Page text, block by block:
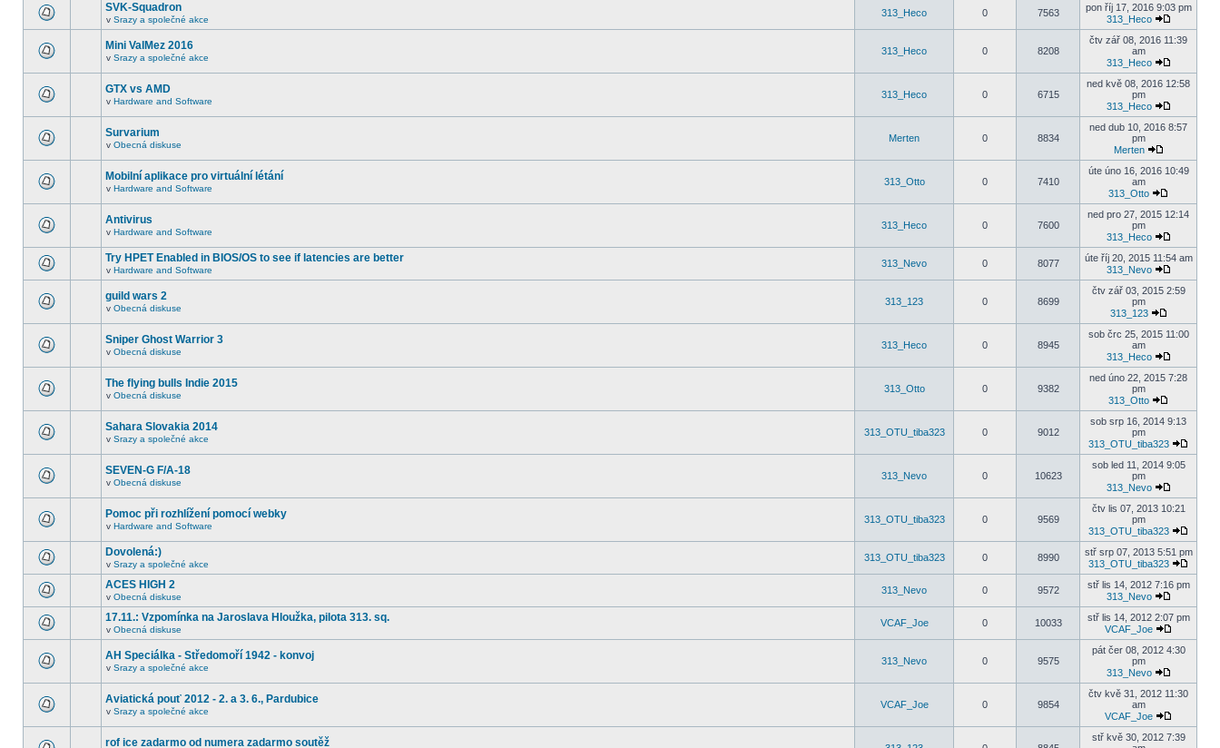
SVK-Squadron
v Srazy a společné akce
313_Heco 0 7563
pon říj 17, 2016 9:03 pm
313_Heco
Mini ValMez 2016
v Srazy a společné akce
313_Heco 0 8208
čtv zář 08, 2016 11:39
am
313_Heco
GTX vs AMD
v Hardware and Software
313_Heco 0 6715
ned kvě 08, 2016 12:58
pm
313_Heco
Survarium
v Obecná diskuse
Merten 0 8834
ned dub 10, 2016 8:57
pm
Merten
Mobilní aplikace pro virtuální létání
v Hardware and Software
313_Otto 0 7410
úte úno 16, 2016 10:49
am
313_Otto
Antivirus
v Hardware and Software
313_Heco 0 7600
ned pro 27, 2015 12:14
pm
313_Heco
Try HPET Enabled in BIOS/OS to see if latencies are better
v Hardware and Software
313_Nevo 0 8077
úte říj 20, 2015 11:54 am
313_Nevo
guild wars 2
v Obecná diskuse
313_123 0 8699
čtv zář 03, 2015 2:59
pm
313_123
Sniper Ghost Warrior 3
v Obecná diskuse
313_Heco 0 8945
sob črc 25, 2015 11:00
am
313_Heco
The flying bulls Indie 2015
v Obecná diskuse
313_Otto 0 9382
ned úno 22, 2015 7:28
pm
313_Otto
Sahara Slovakia 2014
v Srazy a společné akce
313_OTU_tiba323 0 9012
sob srp 16, 2014 9:13
pm
313_OTU_tiba323
SEVEN-G F/A-18
v Obecná diskuse
313_Nevo 0 10623
sob led 11, 2014 9:05
pm
313_Nevo
Pomoc při rozhlížení pomocí webky
v Hardware and Software
313_OTU_tiba323 0 9569
čtv lis 07, 2013 10:21
pm
313_OTU_tiba323
Dovolená:)
v Srazy a společné akce
313_OTU_tiba323 0 8990
stř srp 07, 2013 5:51 pm
313_OTU_tiba323
ACES HIGH 2
v Obecná diskuse
313_Nevo 0 9572
stř lis 14, 2012 7:16 pm
313_Nevo
17.11.: Vzpomínka na Jaroslava Hloužka, pilota 313. sq.
v Obecná diskuse
VCAF_Joe 0 10033
stř lis 14, 2012 2:07 pm
VCAF_Joe
AH Speciálka - Středomoří 1942 - konvoj
v Srazy a společné akce
313_Nevo 0 9575
pát čer 08, 2012 4:30
pm
313_Nevo
Aviatická pouť 2012 - 2. a 3. 6., Pardubice
v Srazy a společné akce
VCAF_Joe 0 9854
čtv kvě 31, 2012 11:30
am
VCAF_Joe
rof ice zadarmo od numera zadarmo soutěž
stř kvě 30, 2012 7:39